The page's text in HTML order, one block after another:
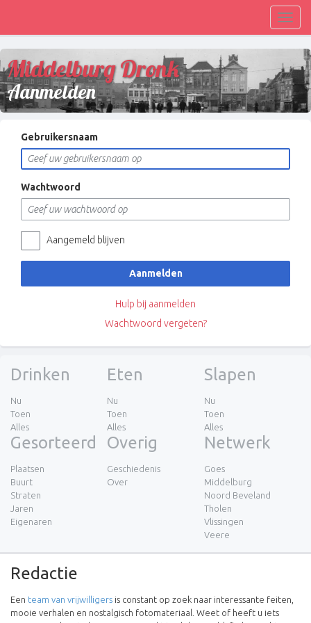
Middelburg Dronk
Aanmelden
Gebruikersnaam
Wachtwoord
Aangemeld blijven
Aanmelden
Hulp bij aanmelden
Wachtwoord vergeten?
Drinken
Nu
Toen
Alles
Eten
Nu
Toen
Alles
Slapen
Nu
Toen
Alles
Gesorteerd
Plaatsen
Buurt
Straten
Jaren
Eigenaren
Overig
Geschiedenis
Over
Netwerk
Goes
Middelburg
Noord Beveland
Tholen
Vlissingen
Veere
Redactie
Een team van vrijwilligers is constant op zoek naar interessante feiten,
mooie verhalen en nostalgisch fotomateriaal. Weet of heeft u iets